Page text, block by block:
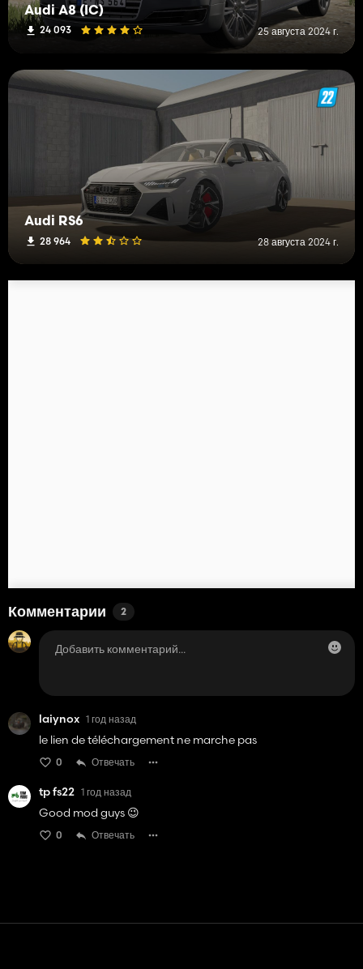
Audi A8 (IC)
24 093 25 августа 2024 г.
Audi RS6
28 964 28 августа 2024 г.
Комментарии 2
laiynox 1 год назад
le lien de téléchargement ne marche pas
0 Отвечать
tp fs22 1 год назад
Good mod guys 😉
0 Отвечать